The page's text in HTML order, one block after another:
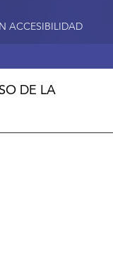
ACCESIBILIDAD
DE LA